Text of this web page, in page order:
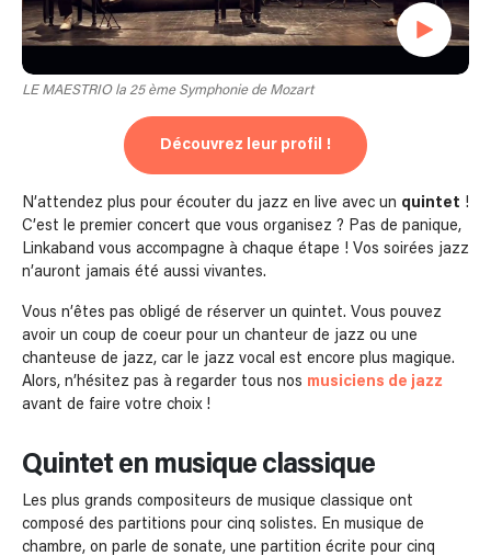
LE MAESTRIO la 25 ème Symphonie de Mozart
Découvrez leur profil !
N’attendez plus pour écouter du jazz en live avec un quintet !
C’est le premier concert que vous organisez ? Pas de panique,
Linkaband vous accompagne à chaque étape ! Vos soirées jazz
n’auront jamais été aussi vivantes.
Vous n’êtes pas obligé de réserver un quintet. Vous pouvez
avoir un coup de coeur pour un chanteur de jazz ou une
chanteuse de jazz, car le jazz vocal est encore plus magique.
Alors, n’hésitez pas à regarder tous nos musiciens de jazz
avant de faire votre choix !
Quintet en musique classique
Les plus grands compositeurs de musique classique ont
composé des partitions pour cinq solistes. En musique de
chambre, on parle de sonate, une partition écrite pour cinq